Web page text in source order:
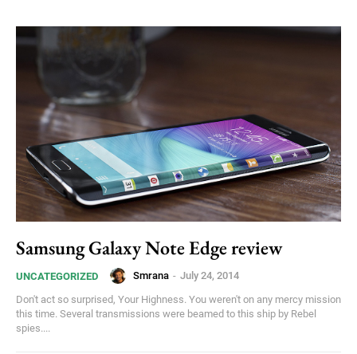
Samsung Galaxy Note Edge review
UNCATEGORIZED Smrana - July 24, 2014
Don't act so surprised, Your Highness. You weren't on any mercy mission
this time. Several transmissions were beamed to this ship by Rebel
spies....